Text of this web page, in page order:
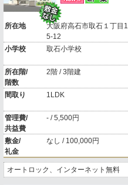
所在地
大阪府高石市取石１丁目1
5-12
小学校 取石小学校
所在階/
階数
2階 / 3階建
間取り 1LDK
管理費/
共益費
- / 5,500円
敷金/
礼金
なし / 100,000円
オートロック、インターネット無料